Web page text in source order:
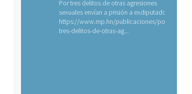
Por tres delitos de otras agresiones
sexuales envían a prisión a exdiputado
https://www.mp.hn/publicaciones/por-
tres-delitos-de-otras-ag...